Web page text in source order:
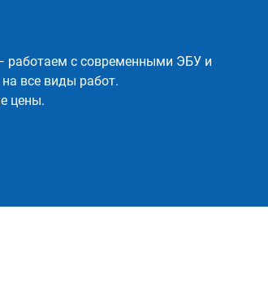
работаем с современными ЭБУ и
все виды работ.
цены.